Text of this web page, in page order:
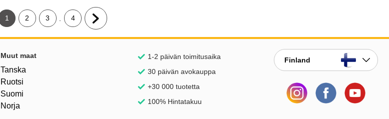
Tämänhetkinen sivu, Sivu
1
Siirry sivulle
2
Siirry sivulle
3
Siirry sivulle
4
Siirry seuraavalle sivulle
Muut maat
Tanska
Ruotsi
Suomi
Norja
1-2 päivän toimitusaika
30 päivän avokauppa
+30 000 tuotetta
100% Hintatakuu
Finland